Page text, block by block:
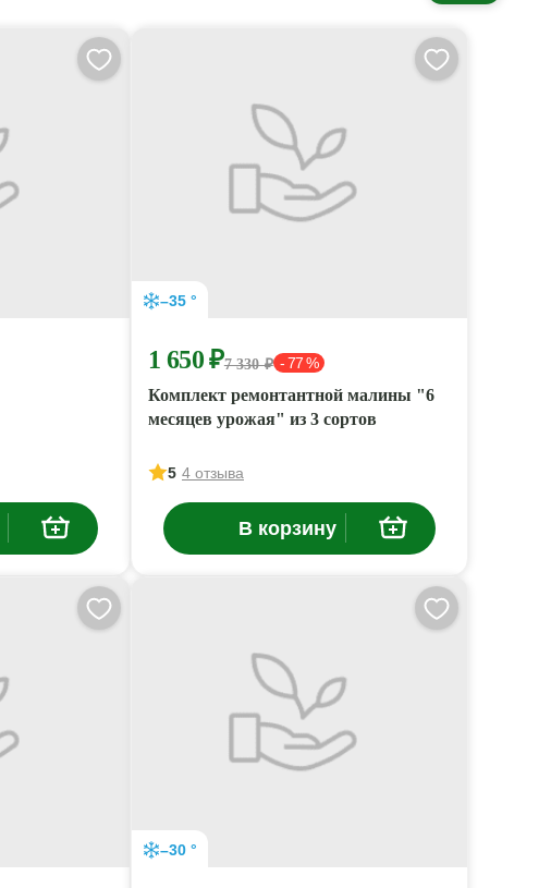
–35 °
1 650 ₽7 330 ₽ - 77 %
Комплект ремонтантной малины "6
месяцев урожая" из 3 сортов
5 4 отзыва
В корзину
–30 °